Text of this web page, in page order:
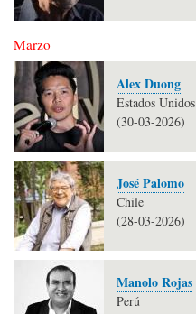
Marzo
Alex Duong
Estados Unidos
(30-03-2026)
José Palomo
Chile
(28-03-2026)
Manolo Rojas
Perú